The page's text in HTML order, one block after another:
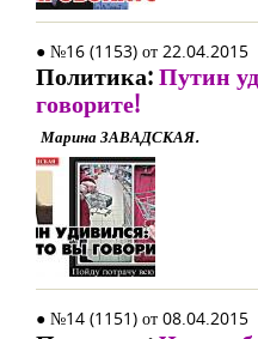
● №16 (1153) от 22.04.2015
Политика:Путин
говорите!
Марина ЗАВАДСКАЯ.
● №14 (1151) от 08.04.2015